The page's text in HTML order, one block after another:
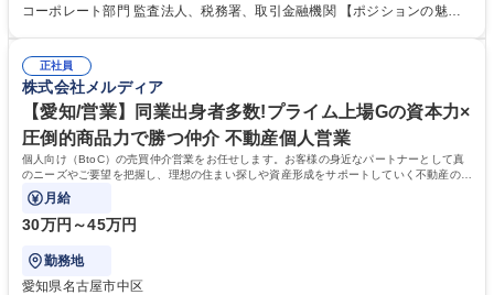
からの資金調達業務 ■経費支払 ■不動産売買関係業務 ■業務改善 スキルに
気持ちが強ければチームメンバーと共にぜひチャレンジしてください。 募
集職種 【財務】オープンハウスグループ/入社から組織拡大の中核となれ
る第二次創業期
コーポレート部門 監査法人、税務署、取引金融機関 【ポジションの魅
円超になることもあります。案件ごとに金融機関担当者と交渉し、資金調
達を行っていますので、適性やご経験によって会社の金庫番としてご活躍
いただけます。 学歴・資格 学歴：大学院 大学 高専 短大 専修学校 高校 語
学力： 資格：
正社員
株式会社メルディア
【愛知/営業】同業出身者多数!プライム上場Gの資本力×
圧倒的商品力で勝つ仲介 不動産個人営業
個人向け（BtoC）の売買仲介営業をお任せします。お客様の身近なパートナーとして真
のニーズやご要望を把握し、理想の住まい探しや資産形成をサポートしていく不動産のプ
ロフェッショナルとしての仕事です。
月給
30万円～45万円
勤務地
愛知県名古屋市中区